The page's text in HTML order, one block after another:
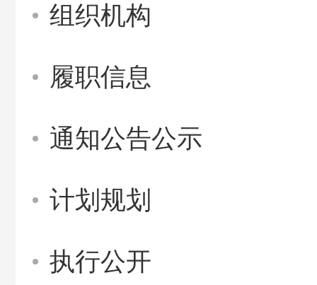
组织机构
履职信息
通知公告公示
计划规划
执行公开